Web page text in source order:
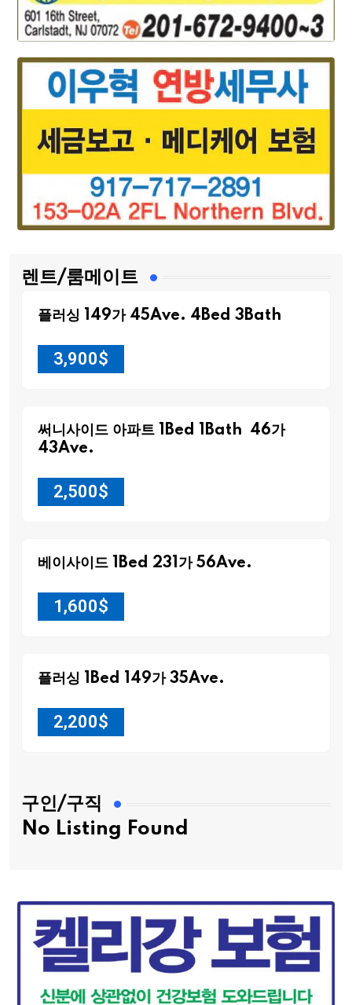
렌트/룸메이트
플러싱 149가 45Ave. 4Bed 3Bath
3,900$
써니사이드 아파트 1Bed 1Bath 46가
43Ave.
2,500$
베이사이드 1Bed 231가 56Ave.
1,600$
플러싱 1Bed 149가 35Ave.
2,200$
구인/구직
No Listing Found